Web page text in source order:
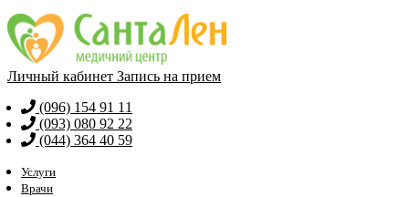
Личный кабинет Запись на прием
(096) 154 91 11
(093) 080 92 22
(044) 364 40 59
Услуги
Врачи